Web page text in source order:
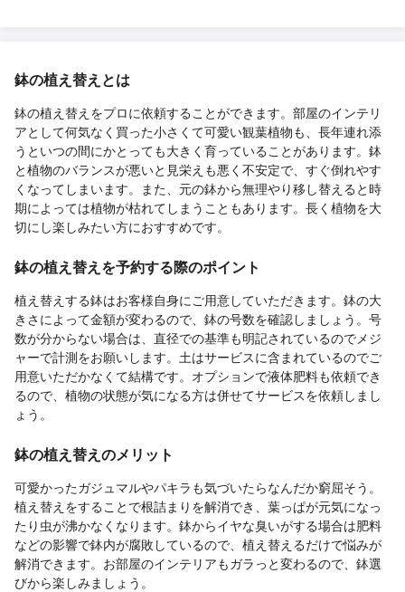
鉢の植え替えとは
鉢の植え替えをプロに依頼することができます。部屋のインテリ
アとして何気なく買った小さくて可愛い観葉植物も、長年連れ添
うといつの間にかとっても大きく育っていることがあります。鉢
と植物のバランスが悪いと見栄えも悪く不安定で、すぐ倒れやす
くなってしまいます。また、元の鉢から無理やり移し替えると時
期によっては植物が枯れてしまうこともあります。長く植物を大
切にし楽しみたい方におすすめです。
鉢の植え替えを予約する際のポイント
植え替えする鉢はお客様自身にご用意していただきます。鉢の大
きさによって金額が変わるので、鉢の号数を確認しましょう。号
数が分からない場合は、直径での基準も明記されているのでメジ
ャーで計測をお願いします。土はサービスに含まれているのでご
用意いただかなくて結構です。オプションで液体肥料も依頼でき
るので、植物の状態が気になる方は併せてサービスを依頼しまし
ょう。
鉢の植え替えのメリット
可愛かったガジュマルやパキラも気づいたらなんだか窮屈そう。
植え替えをすることで根詰まりを解消でき、葉っぱが元気になっ
たり虫が沸かなくなります。鉢からイヤな臭いがする場合は肥料
などの影響で鉢内が腐敗しているので、植え替えるだけで悩みが
解消できます。お部屋のインテリアもガラっと変わるので、鉢選
びから楽しみましょう。